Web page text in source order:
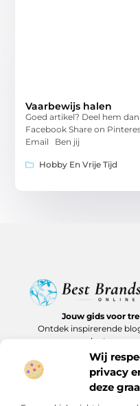
Wij
privacy
deze
Vaarbewijs halen
Goed artikel? Deel hem
Facebook Share on
Email Ben jij
Hobby En Vrije Tijd
Jouw gids voor
Ontdek inspirerende
producten,
Bericht categorie